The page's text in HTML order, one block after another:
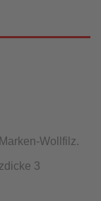
Wollfilz.
3